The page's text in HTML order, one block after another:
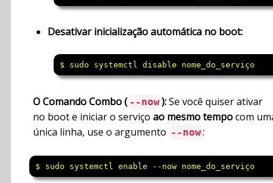
Desativar inicialização automática no boot:
$ sudo systemctl disable nome_do_serviço
O Comando Combo ( --now):Se você quiser ativar
no boot e iniciar o serviço ao mesmo tempocom
única linha, use o argumento --now:
$ sudo systemctl enable --now nome_do_serviço